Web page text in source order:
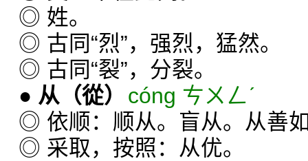
◎ 姓。
◎ 古同“烈”，强烈，猛然。
◎ 古同“裂”，分裂。
● 从 （從）
cóng ㄘㄨㄥˊ
◎ 依顺：顺从。盲从。从善
◎ 采取，按照：从优。